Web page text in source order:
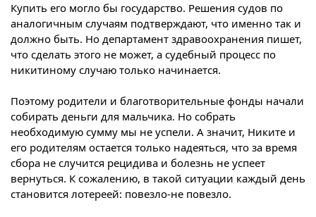
Купить его могло бы государство. Решения судов по
аналогичным случаям подтверждают, что именно так и
должно быть. Но департамент здравоохранения пишет,
что сделать этого не может, а судебный процесс по
никитиному случаю только начинается.
Поэтому родители и благотворительные фонды начали
собирать деньги для мальчика. Но собрать
необходимую сумму мы не успели. А значит, Никите и
его родителям остается только надеяться, что за время
сбора не случится рецидива и болезнь не успеет
вернуться. К сожалению, в такой ситуации каждый день
становится лотереей: повезло-не повезло.